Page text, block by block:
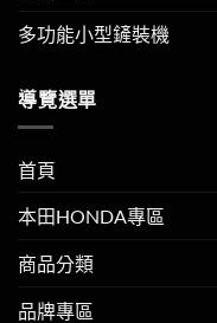
多功能小型鏟裝機
導覽選單
首頁
本田HONDA專區
商品分類
品牌專區